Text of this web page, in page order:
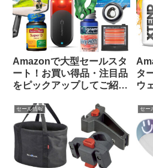
Amazonで大型セールスタ
ート！お買い得品・注目品
をピックアップしてご紹介
タ
ウ
ク
セール情報 セー